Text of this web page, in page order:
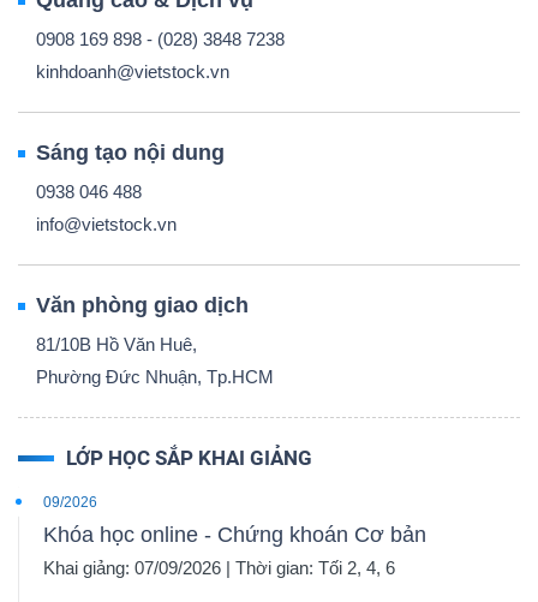
0908 169 898 - (028) 3848 7238
kinhdoanh@vietstock.vn
Sáng tạo nội dung
0938 046 488
info@vietstock.vn
Văn phòng giao dịch
81/10B Hồ Văn Huê,
Phường Đức Nhuận, Tp.HCM
LỚP HỌC SẮP KHAI GIẢNG
09/2026
Khóa học online - Chứng khoán Cơ bản
Khai giảng: 07/09/2026 | Thời gian: Tối 2, 4, 6